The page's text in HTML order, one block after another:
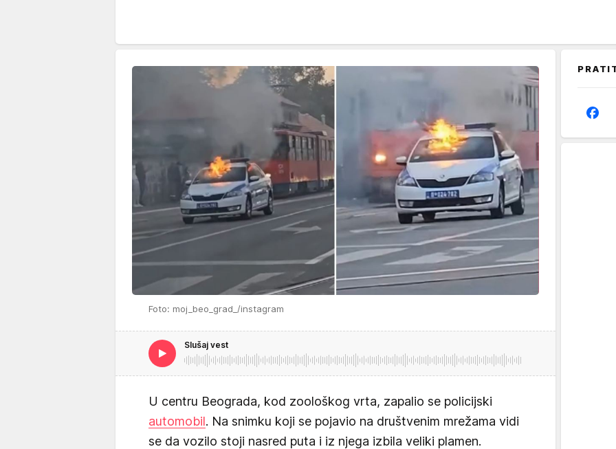
Foto: moj_beo_grad_/instagram
Slušaj vest
U centru Beograda, kod zoološkog vrta, zapalio se policijski
automobil. Na snimku koji se pojavio na društvenim mrežama vidi
se da vozilo stoji nasred puta i iz njega izbila veliki plamen.